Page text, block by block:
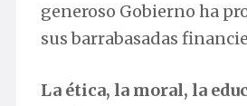
generoso Gobierno ha
sus barrabasadas
La ética, la moral, la